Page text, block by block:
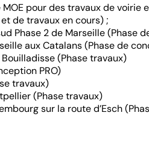
pour des travaux de voirie
de travaux en cours) ;
Phase 2 de Marseille (Phase
aux Catalans (Phase de
(Phase travaux)
PRO)
travaux)
(Phase travaux)
sur la route d’Esch